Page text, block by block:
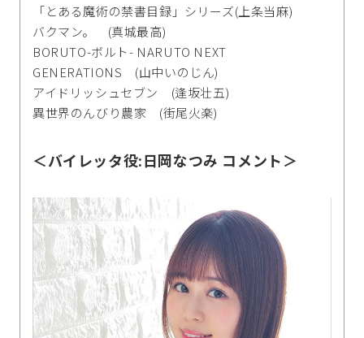
「とある魔術の禁書目録」シリーズ(上条当麻)
バクマン。 (真城最高)
BORUTO-ボルト- NARUTO NEXT
GENERATIONS (山中いのじん)
アイドリッシュセブン (逢坂壮五)
異世界のんびり農家 (街尾火楽)
＜バイレッタ役:日岡なつみ コメント＞